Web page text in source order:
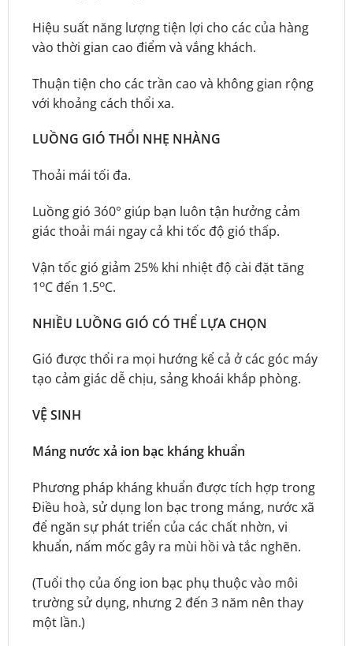
Hiệu suất năng lượng tiện lợi cho các của hàng
vào thời gian cao điểm và vắng khách.
Thuận tiện cho các trần cao và không gian rộng
với khoảng cách thổi xa.
LUỒNG GIÓ THỔI NHẸ NHÀNG
Thoải mái tối đa.
Luồng gió 3ó0° giúp bạn luôn tận hưởng cảm
giác thoải mái ngay cả khi tốc độ gió thấp.
Vận tốc gió giảm 25% khi nhiệt độ cài đặt tăng
1oC đến 1.5oC.
NHIỀU LUỒNG GIÓ CÓ THỂ LỰA CHỌN
Gió được thổi ra mọi hướng kể cả ở các góc máy
tạo cảm giác dễ chịu, sảng khoái khắp phòng.
VỆ SINH
Máng nước xả ion bạc kháng khuẩn
Phương pháp kháng khuẩn được tích hợp trong
Điều hoà, sử dụng lon bạc trong máng, nước xã
để ngăn sự phát triển của các chất nhờn, vi
khuẩn, nấm mốc gây ra mùi hồi và tắc nghẽn.
(Tuổi thọ của ống ion bạc phụ thuộc vào môi
trường sử dụng, nhưng 2 đến 3 năm nên thay
một lần.)